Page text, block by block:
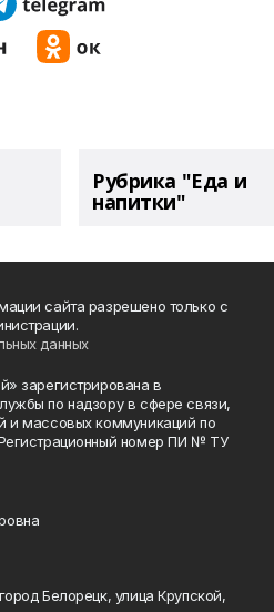
Рубрика "Еда и
напитки"
сайта разрешено только с
данных
зарегистрирована в
по надзору в сфере связи,
и массовых коммуникаций по
номер ПИ № ТУ
Белорецк, улица Крупской,